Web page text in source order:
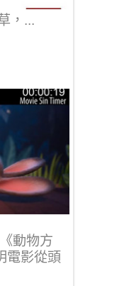
，...
動物方
電影從頭